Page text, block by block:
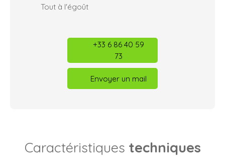
Tout à l'égoût
+33 6 86 40 59
73
Envoyer un mail
Caractéristiques techniques